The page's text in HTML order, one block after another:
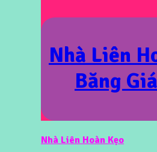
Nhà Liên
Băng Giá
Nhà Liên Hoàn Kẹo